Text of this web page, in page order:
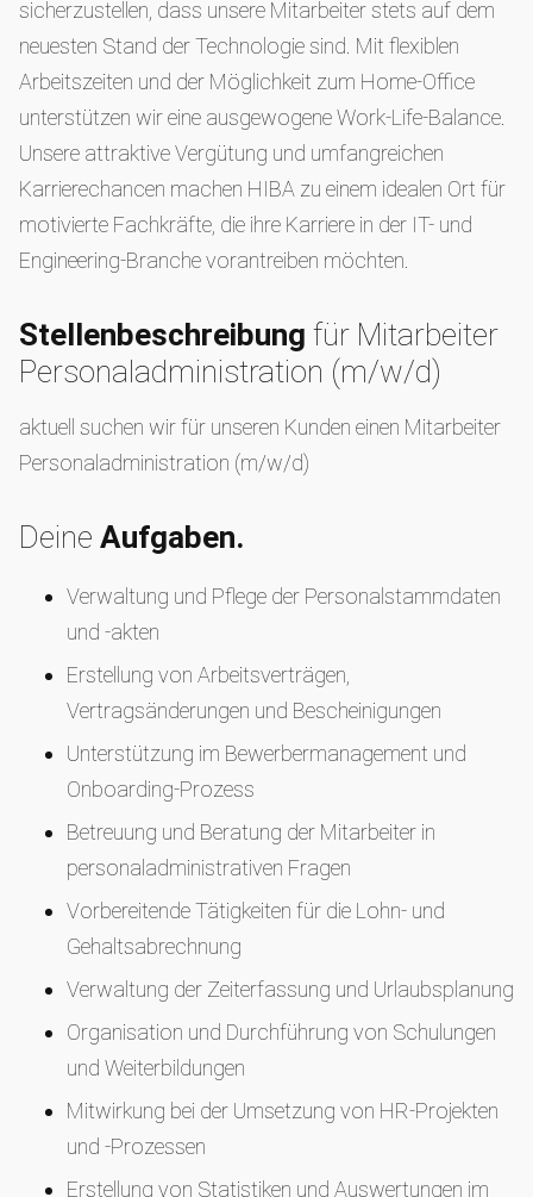
sicherzustellen, dass unsere Mitarbeiter stets auf dem
neuesten Stand der Technologie sind. Mit flexiblen
Arbeitszeiten und der Möglichkeit zum Home-Office
unterstützen wir eine ausgewogene Work-Life-Balance.
Unsere attraktive Vergütung und umfangreichen
Karrierechancen machen HIBA zu einem idealen Ort für
motivierte Fachkräfte, die ihre Karriere in der IT- und
Engineering-Branche vorantreiben möchten.
Stellenbeschreibung für Mitarbeiter
Personaladministration (m/w/d)
aktuell suchen wir für unseren Kunden einen Mitarbeiter
Personaladministration (m/w/d)
Deine Aufgaben.
Verwaltung und Pflege der Personalstammdaten
und -akten
Erstellung von Arbeitsverträgen,
Vertragsänderungen und Bescheinigungen
Unterstützung im Bewerbermanagement und
Onboarding-Prozess
Betreuung und Beratung der Mitarbeiter in
personaladministrativen Fragen
Vorbereitende Tätigkeiten für die Lohn- und
Gehaltsabrechnung
Verwaltung der Zeiterfassung und Urlaubsplanung
Organisation und Durchführung von Schulungen
und Weiterbildungen
Mitwirkung bei der Umsetzung von HR-Projekten
und -Prozessen
Erstellung von Statistiken und Auswertungen im